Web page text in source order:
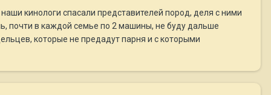
кинологи спасали представителей пород, деля с ними
почти в каждой семье по 2 машины, не буду дальше
которые не предадут парня и с которыми